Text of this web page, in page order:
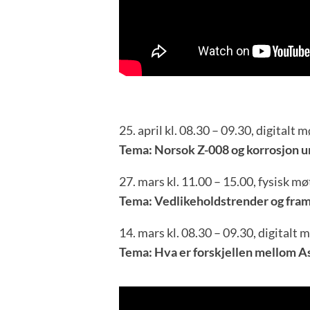
25. april kl. 08.30 – 09.30, digitalt
Tema: Norsok Z-008 og korrosjon
27. mars kl. 11.00 – 15.00, fysisk
Tema: Vedlikeholdstrender og
14. mars kl. 08.30 – 09.30, digitalt
Tema: Hva er forskjellen mellom